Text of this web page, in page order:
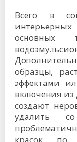
Всего в
основных
образцы,
эффектами
включения из
создают
удалить
красок по